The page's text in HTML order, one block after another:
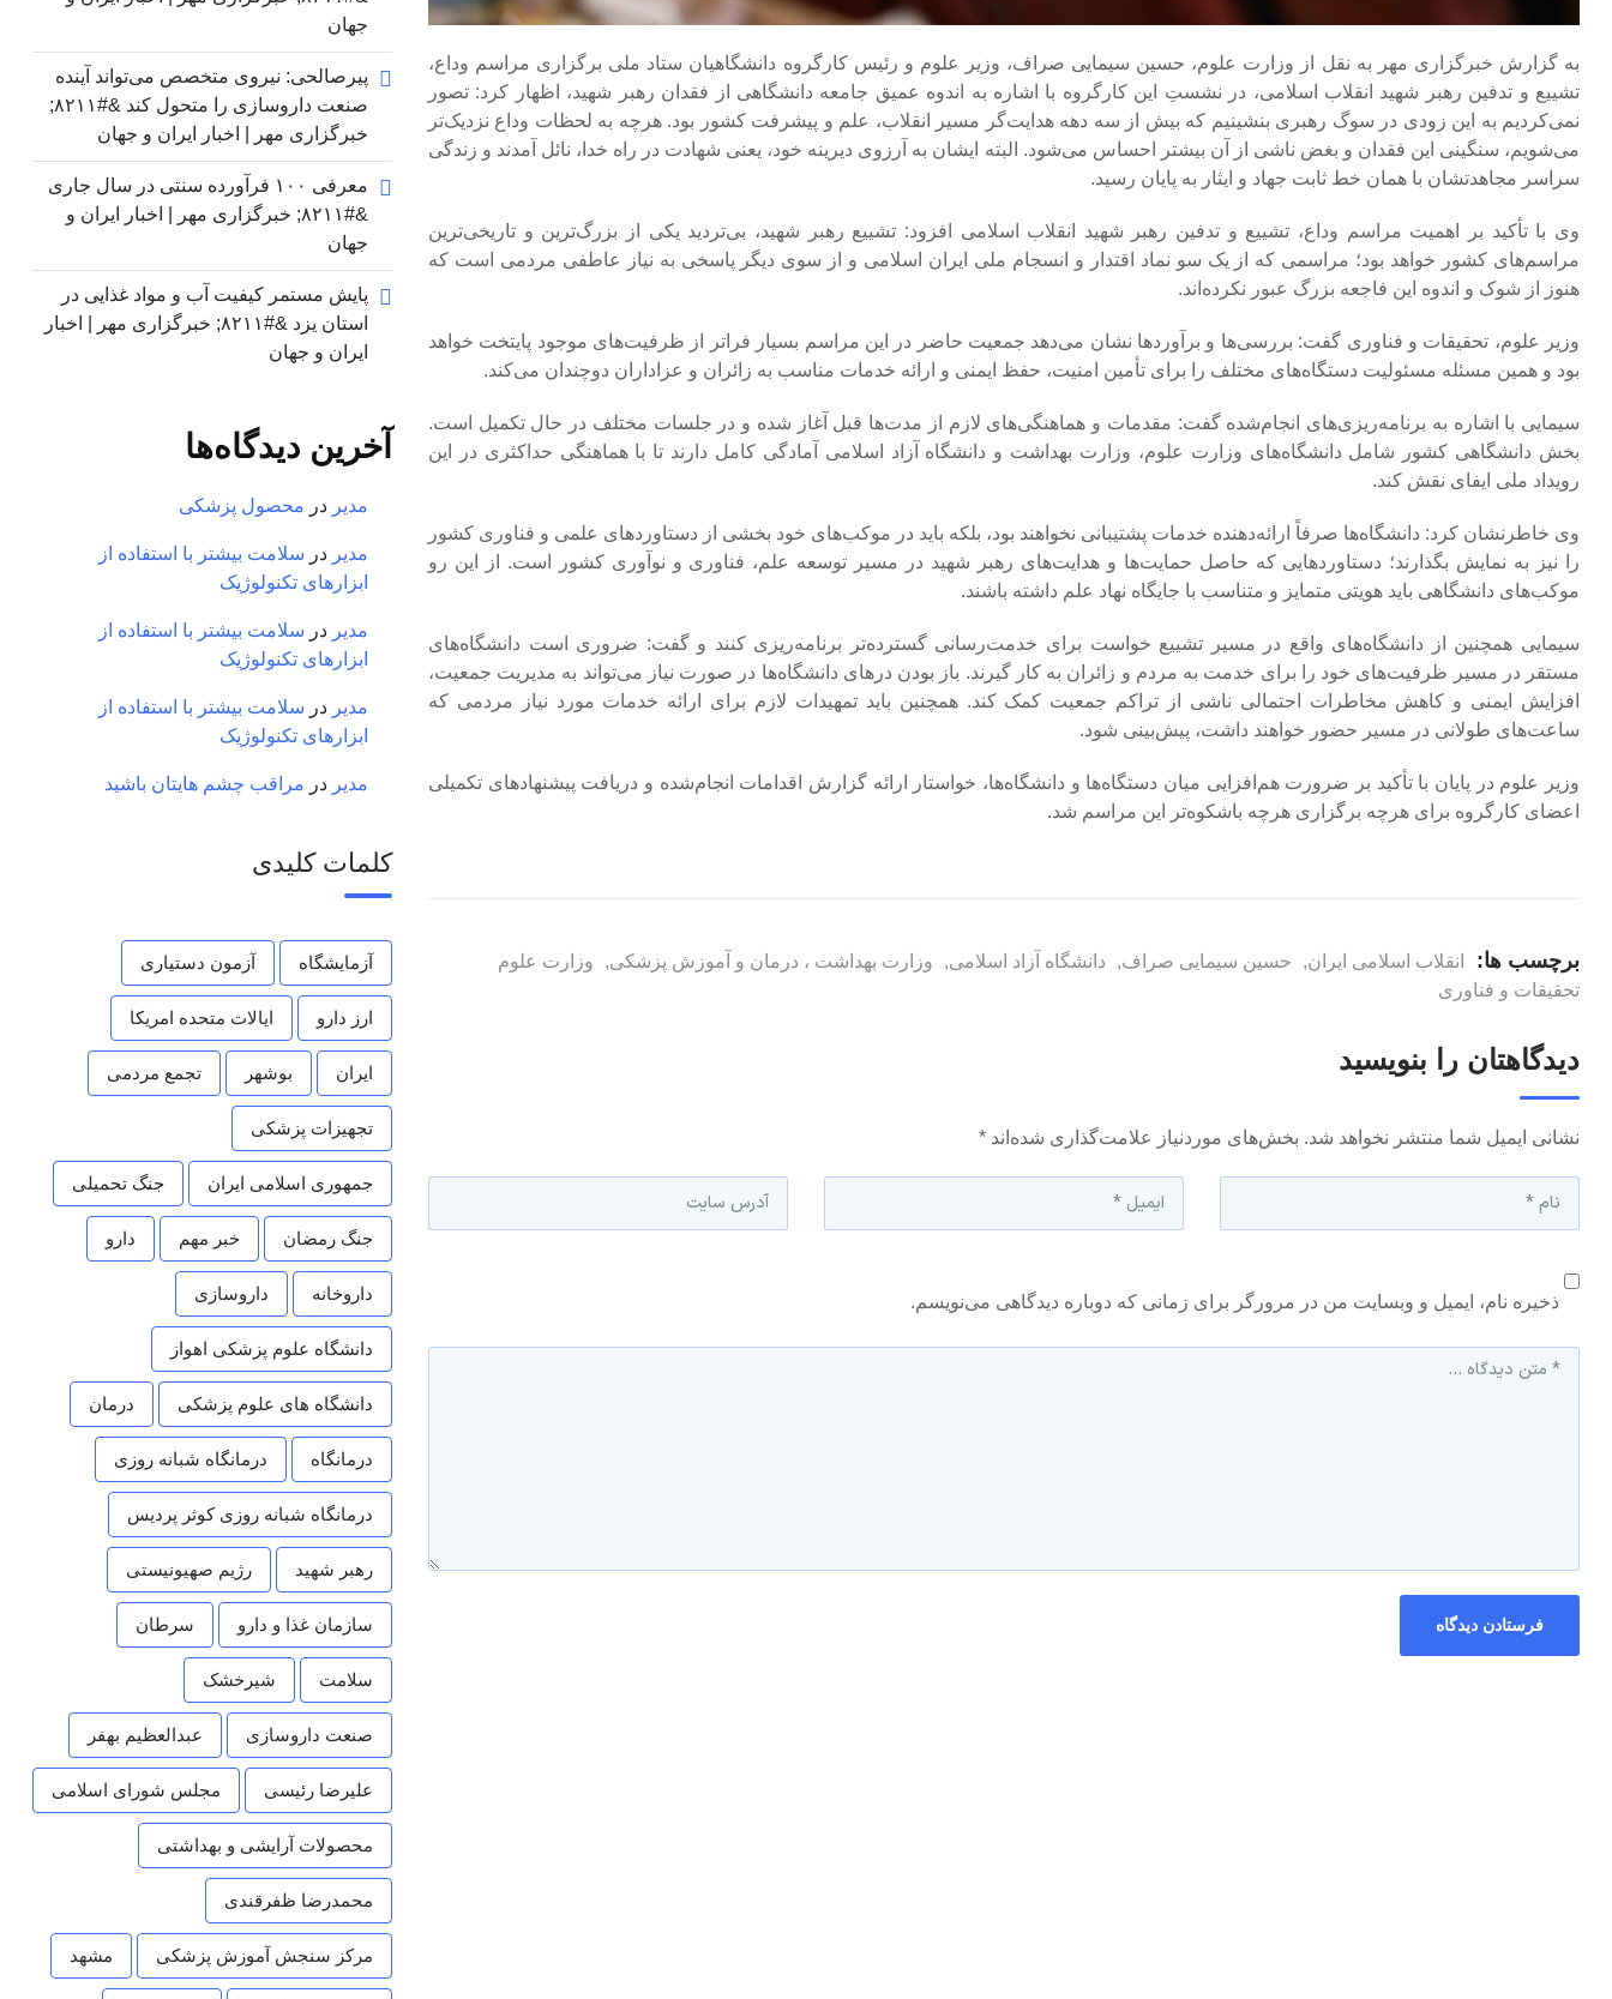
به گزارش خبرگزاری مهر به نقل از وزارت علوم، حسین سیمایی صراف، وزیر علوم و رئیس کارگروه دانشگاهیان ستاد ملی برگزاری مراسم وداع،
تشییع و تدفین رهبر شهید انقلاب اسلامی، در نشستِ این کارگروه با اشاره به اندوه عمیق جامعه دانشگاهی از فقدان رهبر شهید، اظهار کرد: تصور
نمی‌کردیم به این زودی در سوگ رهبری بنشینیم که بیش از سه دهه هدایت‌گر مسیر انقلاب، علم و پیشرفت کشور بود. هرچه به لحظات وداع نزدیک‌تر
می‌شویم، سنگینی این فقدان و بغض ناشی از آن بیشتر احساس می‌شود. البته ایشان به آرزوی دیرینه خود، یعنی شهادت در راه خدا، نائل آمدند و زندگی
سراسر مجاهدتشان با همان خط ثابت جهاد و ایثار به پایان رسید.
وی با تأکید بر اهمیت مراسم وداع، تشییع و تدفین رهبر شهید انقلاب اسلامی افزود: تشییع رهبر شهید، بی‌تردید یکی از بزرگ‌ترین و تاریخی‌ترین
مراسم‌های کشور خواهد بود؛ مراسمی که از یک سو نماد اقتدار و انسجام ملی ایران اسلامی و از سوی دیگر پاسخی به نیاز عاطفی مردمی است که
هنوز از شوک و اندوه این فاجعه بزرگ عبور نکرده‌اند.
وزیر علوم، تحقیقات و فناوری گفت: بررسی‌ها و برآوردها نشان می‌دهد جمعیت حاضر در این مراسم بسیار فراتر از ظرفیت‌های موجود پایتخت خواهد
بود و همین مسئله مسئولیت دستگاه‌های مختلف را برای تأمین امنیت، حفظ ایمنی و ارائه خدمات مناسب به زائران و عزاداران دوچندان می‌کند.
سیمایی با اشاره به برنامه‌ریزی‌های انجام‌شده گفت: مقدمات و هماهنگی‌های لازم از مدت‌ها قبل آغاز شده و در جلسات مختلف در حال تکمیل است.
بخش دانشگاهی کشور شامل دانشگاه‌های وزارت علوم، وزارت بهداشت و دانشگاه آزاد اسلامی آمادگی کامل دارند تا با هماهنگی حداکثری در این
رویداد ملی ایفای نقش کند.
وی خاطرنشان کرد: دانشگاه‌ها صرفاً ارائه‌دهنده خدمات پشتیبانی نخواهند بود، بلکه باید در موکب‌های خود بخشی از دستاوردهای علمی و فناوری کشور
را نیز به نمایش بگذارند؛ دستاوردهایی که حاصل حمایت‌ها و هدایت‌های رهبر شهید در مسیر توسعه علم، فناوری و نوآوری کشور است. از این رو
موکب‌های دانشگاهی باید هویتی متمایز و متناسب با جایگاه نهاد علم داشته باشند.
سیمایی همچنین از دانشگاه‌های واقع در مسیر تشییع خواست برای خدمت‌رسانی گسترده‌تر برنامه‌ریزی کنند و گفت: ضروری است دانشگاه‌های
مستقر در مسیر ظرفیت‌های خود را برای خدمت به مردم و زائران به کار گیرند. باز بودن درهای دانشگاه‌ها در صورت نیاز می‌تواند به مدیریت جمعیت،
افزایش ایمنی و کاهش مخاطرات احتمالی ناشی از تراکم جمعیت کمک کند. همچنین باید تمهیدات لازم برای ارائه خدمات مورد نیاز مردمی که
ساعت‌های طولانی در مسیر حضور خواهند داشت، پیش‌بینی شود.
وزیر علوم در پایان با تأکید بر ضرورت هم‌افزایی میان دستگاه‌ها و دانشگاه‌ها، خواستار ارائه گزارش اقدامات انجام‌شده و دریافت پیشنهادهای تکمیلی
اعضای کارگروه برای هرچه برگزاری هرچه باشکوه‌تر این مراسم شد.
برچسب ها: انقلاب اسلامی ایران, حسین سیمایی صراف, دانشگاه آزاد اسلامی, وزارت بهداشت ، درمان و آموزش پزشکی,
وزارت علوم
تحقیقات و فناوری
دیدگاهتان را بنویسید
نشانی ایمیل شما منتشر نخواهد شد. بخش‌های موردنیاز علامت‌گذاری شده‌اند *
ذخیره نام، ایمیل و وبسایت من در مرورگر برای زمانی که دوباره دیدگاهی می‌نویسم.
جهان
پیرصالحی: نیروی متخصص می‌تواند آینده
صنعت داروسازی را متحول کند &#۸۲۱۱;
خبرگزاری مهر | اخبار ایران و جهان
معرفی ۱۰۰ فرآورده سنتی در سال جاری
&#۸۲۱۱; خبرگزاری مهر | اخبار ایران و
جهان
پایش مستمر کیفیت آب و مواد غذایی در
استان یزد &#۸۲۱۱; خبرگزاری مهر | اخبار
ایران و جهان
آخرین دیدگاه‌ها
مدیر در محصول پزشکی
مدیر در سلامت بیشتر با استفاده از
ابزارهای تکنولوژیک
مدیر در سلامت بیشتر با استفاده از
ابزارهای تکنولوژیک
مدیر در سلامت بیشتر با استفاده از
ابزارهای تکنولوژیک
مدیر در مراقب چشم هایتان باشید
کلمات کلیدی
آزمایشگاه آزمون دستیاری
ارز دارو ایالات متحده امریکا
ایران بوشهر تجمع مردمی
تجهیزات پزشکی
جمهوری اسلامی ایران جنگ تحمیلی
جنگ رمضان خبر مهم دارو
داروخانه داروسازی
دانشگاه علوم پزشکی اهواز
دانشگاه های علوم پزشکی درمان
درمانگاه درمانگاه شبانه روزی
درمانگاه شبانه روزی کوثر پردیس
رهبر شهید رژیم صهیونیستی
سازمان غذا و دارو سرطان
سلامت شیرخشک
صنعت داروسازی عبدالعظیم بهفر
علیرضا رئیسی مجلس شورای اسلامی
محصولات آرایشی و بهداشتی
محمدرضا ظفرقندی
مرکز سنجش آموزش پزشکی مشهد